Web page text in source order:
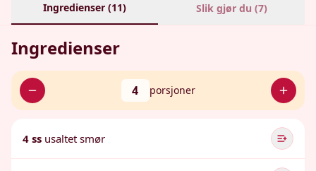
Ingredienser (11) Slik gjør du (7)
Ingredienser
4 porsjoner
4 ss usaltet smør